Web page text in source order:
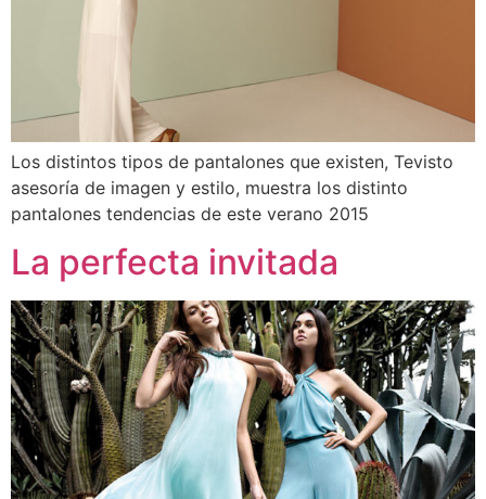
Los distintos tipos de pantalones que existen, Tevisto
asesoría de imagen y estilo, muestra los distinto
pantalones tendencias de este verano 2015
La perfecta invitada